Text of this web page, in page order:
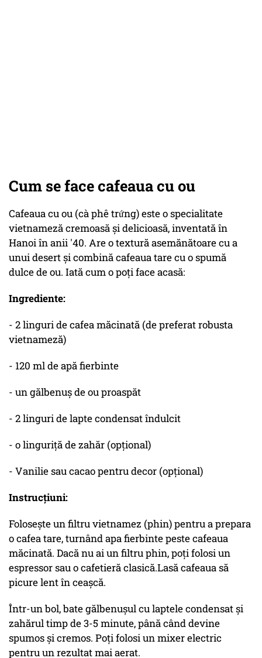
Cum se face cafeaua cu ou
Cafeaua cu ou (cà phê trứng) este o specialitate
vietnameză cremoasă și delicioasă, inventată în
Hanoi în anii '40. Are o textură asemănătoare cu a
unui desert și combină cafeaua tare cu o spumă
dulce de ou. Iată cum o poți face acasă:
Ingrediente:
- 2 linguri de cafea măcinată (de preferat robusta
vietnameză)
- 120 ml de apă fierbinte
- un gălbenuș de ou proaspăt
- 2 linguri de lapte condensat îndulcit
- o linguriță de zahăr (opțional)
- Vanilie sau cacao pentru decor (opțional)
Instrucțiuni:
Folosește un filtru vietnamez (phin) pentru a prepara
o cafea tare, turnând apa fierbinte peste cafeaua
măcinată. Dacă nu ai un filtru phin, poți folosi un
espressor sau o cafetieră clasică.Lasă cafeaua să
picure lent în ceașcă.
Într-un bol, bate gălbenușul cu laptele condensat și
zahărul timp de 3-5 minute, până când devine
spumos și cremos. Poți folosi un mixer electric
pentru un rezultat mai aerat.